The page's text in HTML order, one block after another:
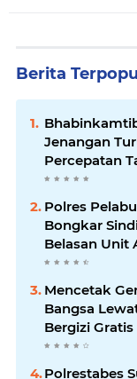
Berita
Jenangan
Percepatan
Kawal
Kabupaten
Polres
Bongkar
Belasan Unit
Tersangka
Mencetak
Bangsa
Bergizi Gratis
Polrestabes